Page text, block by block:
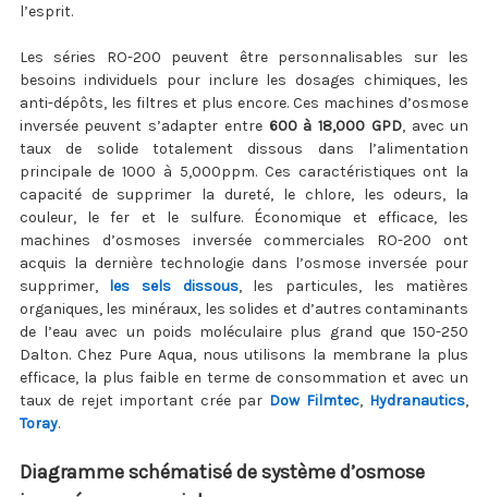
l’esprit.
Les séries RO-200 peuvent être personnalisables sur les
besoins individuels pour inclure les dosages chimiques, les
anti-dépôts, les filtres et plus encore. Ces machines d’osmose
inversée peuvent s’adapter entre 600 à 18,000 GPD, avec un
taux de solide totalement dissous dans l’alimentation
principale de 1000 à 5,000ppm. Ces caractéristiques ont la
capacité de supprimer la dureté, le chlore, les odeurs, la
couleur, le fer et le sulfure. Économique et efficace, les
machines d’osmoses inversée commerciales RO-200 ont
acquis la dernière technologie dans l’osmose inversée pour
supprimer, les sels dissous, les particules, les matières
organiques, les minéraux, les solides et d’autres contaminants
de l’eau avec un poids moléculaire plus grand que 150-250
Dalton. Chez Pure Aqua, nous utilisons la membrane la plus
efficace, la plus faible en terme de consommation et avec un
taux de rejet important crée par Dow Filmtec, Hydranautics,
Toray.
Diagramme schématisé de système d’osmose